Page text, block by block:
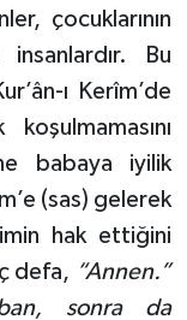
çocuklarının
Bu
ı Kerîm’de
babaya iyilik
(sas) gelerek
hak ettiğini
defa, “Annen.”
sonra da